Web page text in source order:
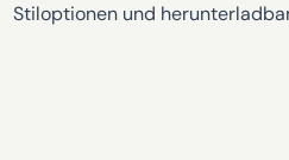
Stiloptionen und